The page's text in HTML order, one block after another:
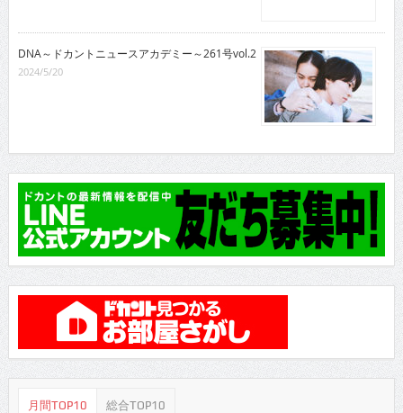
DNA～ドカントニュースアカデミー～261号vol.2
2024/5/20
月間TOP10 総合TOP10